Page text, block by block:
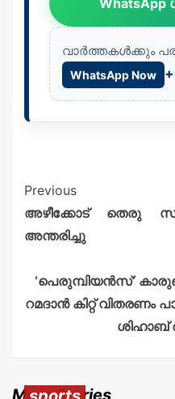
വാർത്തകൾക്കും
WhatsApp Now
Previous
അഴീക്കോട് തെരു
അന്തരിച്ചു
‘പെരുമ്പിയൻസ്’
റമദാൻ കിറ്റ് വിതരണം
ശിഹാബ്
More Stories